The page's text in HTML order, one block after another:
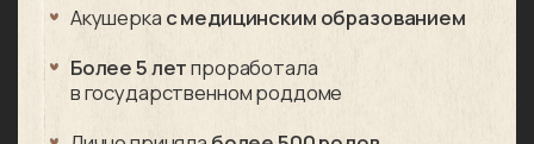
Полный доступ